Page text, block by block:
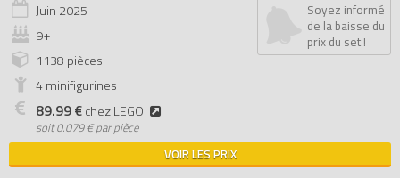
Juin 2025
9+
1138 pièces
4 minifigurines
89.99 €chez LEGO
soit0.079 € par pièce
Soyez informé
de la baisse du
prix du set !
VOIR LES PRIX